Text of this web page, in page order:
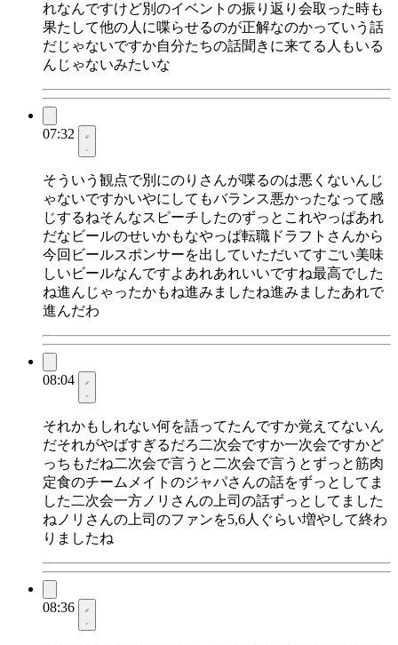
れなんですけど別のイベントの振り返り会取った時も
果たして他の人に喋らせるのが正解なのかっていう話
だじゃないですか自分たちの話聞きに来てる人もいる
んじゃないみたいな
07:32
そういう観点で別にのりさんが喋るのは悪くないんじ
ゃないですかいやにしてもバランス悪かったなって感
じするねそんなスピーチしたのずっとこれやっぱあれ
だなビールのせいかもなやっぱ転職ドラフトさんから
今回ビールスポンサーを出していただいてすごい美味
しいビールなんですよあれあれいいですね最高でした
ね進んじゃったかもね進みましたね進みましたあれで
進んだわ
08:04
それかもしれない何を語ってたんですか覚えてないん
だそれがやばすぎるだろ二次会ですか一次会ですかど
っちもだね二次会で言うと二次会で言うとずっと筋肉
定食のチームメイトのジャパさんの話をずっとしてま
した二次会一方ノリさんの上司の話ずっとしてました
ねノリさんの上司のファンを5,6人ぐらい増やして終わ
りましたね
08:36